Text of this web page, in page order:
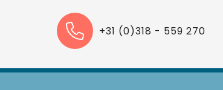
+31 (0)318 - 559 270